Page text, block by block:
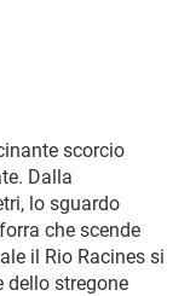
scorcio
Dalla
lo sguardo
che scende
il Rio Racines si
dello stregone